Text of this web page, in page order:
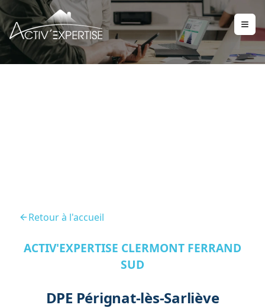
Retour à l'accueil
ACTIV'EXPERTISE CLERMONT FERRAND
SUD
DPE Pérignat-lès-Sarliève